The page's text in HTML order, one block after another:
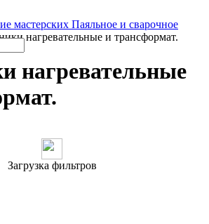
мастерских Паяльное и сварочное
нагревательные и трансформат.
нагревательные
Загрузка фильтров